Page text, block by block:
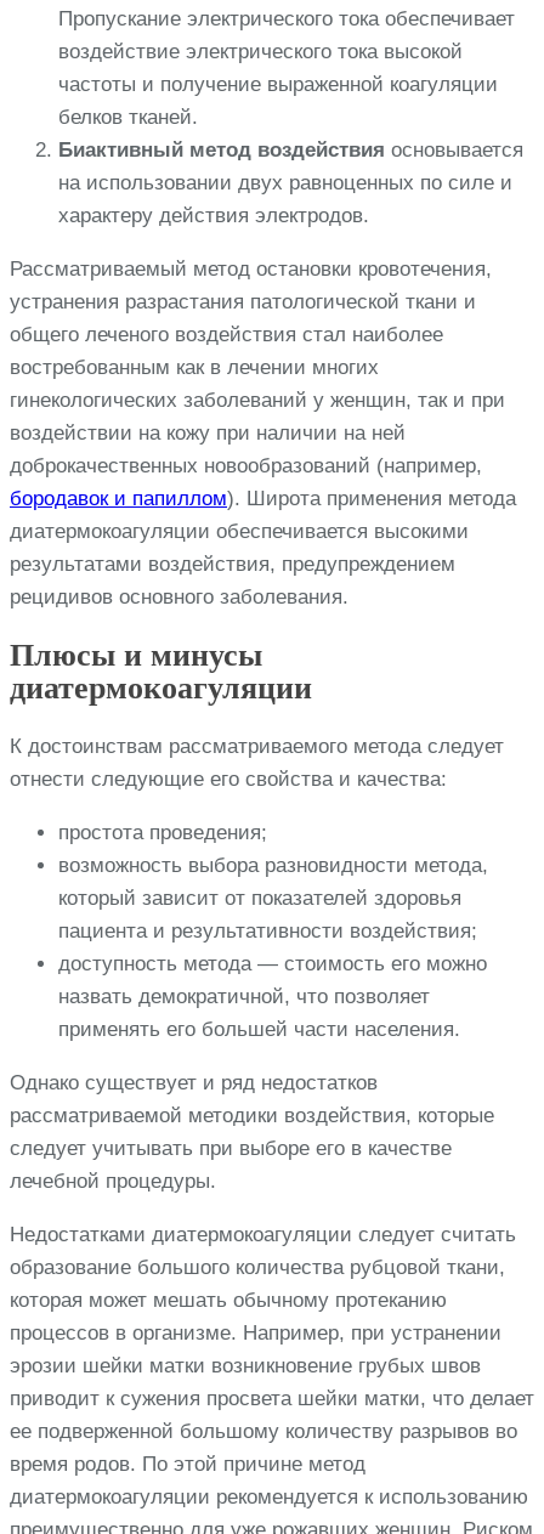
Пропускание электрического тока обеспечивает
воздействие электрического тока высокой
частоты и получение выраженной коагуляции
белков тканей.
Биактивный метод воздействия основывается
на использовании двух равноценных по силе и
характеру действия электродов.
Рассматриваемый метод остановки кровотечения,
устранения разрастания патологической ткани и
общего леченого воздействия стал наиболее
востребованным как в лечении многих
гинекологических заболеваний у женщин, так и при
воздействии на кожу при наличии на ней
доброкачественных новообразований (например,
бородавок и папиллом). Широта применения метода
диатермокоагуляции обеспечивается высокими
результатами воздействия, предупреждением
рецидивов основного заболевания.
Плюсы и минусы
диатермокоагуляции
К достоинствам рассматриваемого метода следует
отнести следующие его свойства и качества:
простота проведения;
возможность выбора разновидности метода,
который зависит от показателей здоровья
пациента и результативности воздействия;
доступность метода — стоимость его можно
назвать демократичной, что позволяет
применять его большей части населения.
Однако существует и ряд недостатков
рассматриваемой методики воздействия, которые
следует учитывать при выборе его в качестве
лечебной процедуры.
Недостатками диатермокоагуляции следует считать
образование большого количества рубцовой ткани,
которая может мешать обычному протеканию
процессов в организме. Например, при устранении
эрозии шейки матки возникновение грубых швов
приводит к сужения просвета шейки матки, что делает
ее подверженной большому количеству разрывов во
время родов. По этой причине метод
диатермокоагуляции рекомендуется к использованию